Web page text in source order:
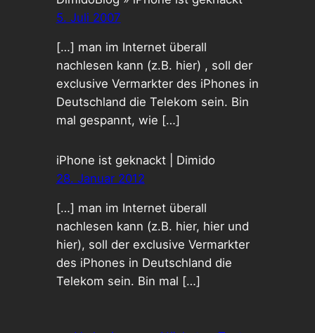
5. Juli 2007
[…] man im Internet überall
nachlesen kann (z.B. hier) , soll der
exclusive Vermarkter des iPhones in
Deutschland die Telekom sein. Bin
mal gespannt, wie […]
iPhone ist geknackt | Dimido
28. Januar 2012
[…] man im Internet überall
nachlesen kann (z.B. hier, hier und
hier), soll der exclusive Vermarkter
des iPhones in Deutschland die
Telekom sein. Bin mal […]